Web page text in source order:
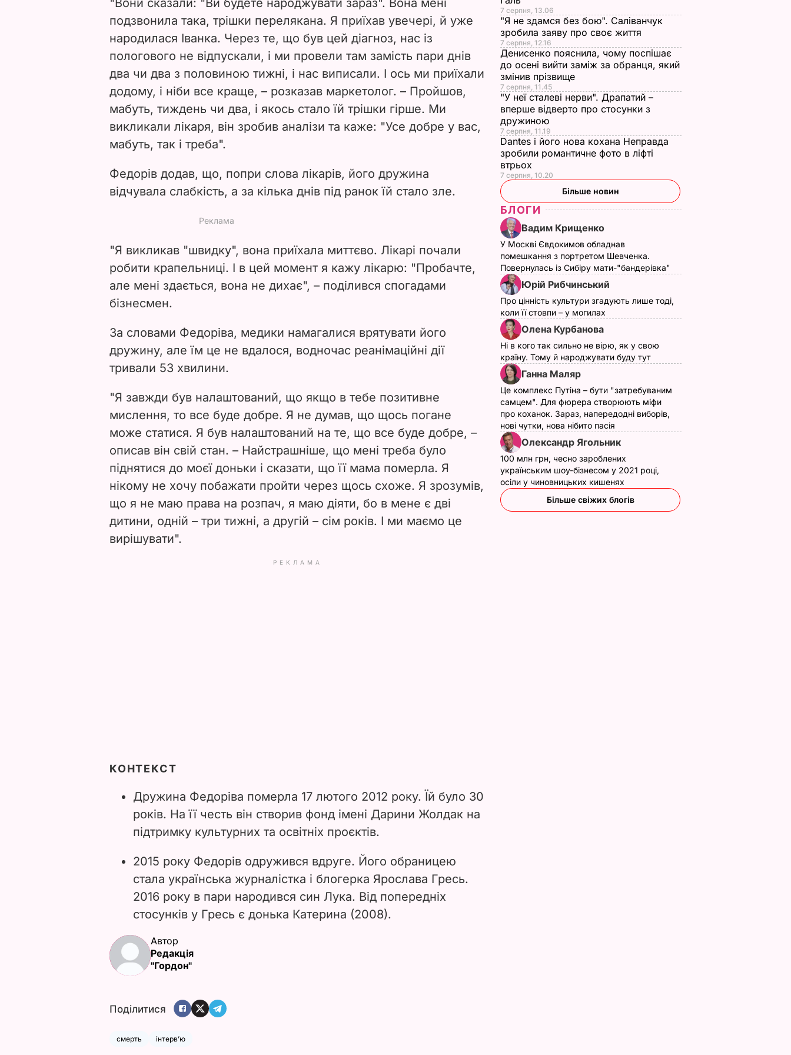
e
o
"Вони сказали: "Ви будете народжувати зараз". Вона мені
подзвонила така, трішки перелякана. Я приїхав увечері, й уже
народилася Іванка. Через те, що був цей діагноз, нас із
пологового не відпускали, і ми провели там замість пари днів
два чи два з половиною тижні, і нас виписали. І ось ми приїхали
додому, і ніби все краще, – розказав маркетолог. – Пройшов,
мабуть, тиждень чи два, і якось стало їй трішки гірше. Ми
викликали лікаря, він зробив аналізи та каже: "Усе добре у вас,
мабуть, так і треба".
Федорів додав, що, попри слова лікарів, його дружина
відчувала слабкість, а за кілька днів під ранок їй стало зле.
"Я викликав "швидку", вона приїхала миттєво. Лікарі почали
робити крапельниці. І в цей момент я кажу лікарю: "Пробачте,
але мені здається, вона не дихає", – поділився спогадами
бізнесмен.
За словами Федоріва, медики намагалися врятувати його
дружину, але їм це не вдалося, водночас реанімаційні дії
тривали 53 хвилини.
"Я завжди був налаштований, що якщо в тебе позитивне
мислення, то все буде добре. Я не думав, що щось погане
може статися. Я був налаштований на те, що все буде добре, –
описав він свій стан. – Найстрашніше, що мені треба було
піднятися до моєї доньки і сказати, що її мама померла. Я
нікому не хочу побажати пройти через щось схоже. Я зрозумів,
що я не маю права на розпач, я маю діяти, бо в мене є дві
дитини, одній – три тижні, а другій – сім років. І ми маємо це
вирішувати".
РЕКЛАМА
КОНТЕКСТ
Дружина Федоріва померла 17 лютого 2012 року. Їй було 30
років. На її честь він створив фонд імені Дарини Жолдак на
підтримку культурних та освітніх проєктів.
2015 року Федорів одружився вдруге. Його обраницею
стала українська журналістка і блогерка Ярослава Гресь.
2016 року в пари народився син Лука. Від попередніх
стосунків у Гресь є донька Катерина (2008).
Автор
Редакція
"Гордон"
Поділитися
смерть інтерв’ю
7 серпня, 13.06
"Я не здамся без бою". Саліванчук
зробила заяву про своє життя
7 серпня, 12.16
Денисенко пояснила, чому поспішає
до осені вийти заміж за обранця, який
змінив прізвище
7 серпня, 11.45
"У неї сталеві нерви". Драпатий –
вперше відверто про стосунки з
дружиною
7 серпня, 11.19
Dantes і його нова кохана Неправда
зробили романтичне фото в ліфті
втрьох
7 серпня, 10.20
Більше новин
БЛОГИ
Вадим Крищенко
У Москві Євдокимов обладнав
помешкання з портретом Шевченка.
Повернулась із Сибіру мати-"бандерівка"
Юрій Рибчинський
Про цінність культури згадують лише тоді,
коли її стовпи – у могилах
Олена Курбанова
Ні в кого так сильно не вірю, як у свою
країну. Тому й народжувати буду тут
Ганна Маляр
Це комплекс Путіна – бути "затребуваним
самцем". Для фюрера створюють міфи
про коханок. Зараз, напередодні виборів,
нові чутки, нова нібито пасія
Олександр Ягольник
100 млн грн, чесно зароблених
українським шоу-бізнесом у 2021 році,
осіли у чиновницьких кишенях
Більше свіжих блогів